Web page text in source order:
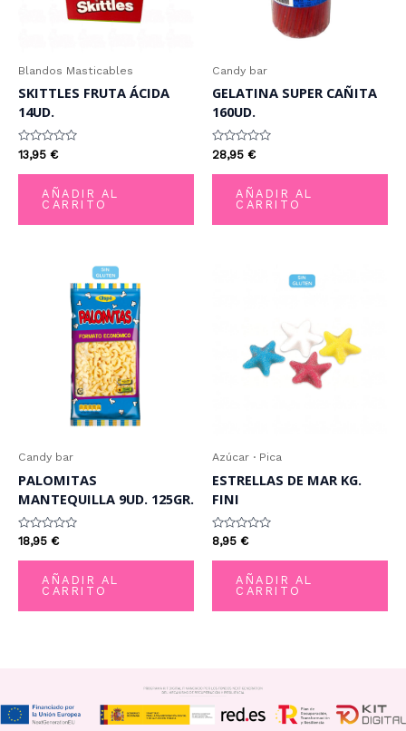
Blandos Masticables
SKITTLES FRUTA ÁCIDA
14UD.
Valorado
con
0
13,95 €
AÑADIR AL
CARRITO
Candy bar
GELATINA SUPER CAÑITA
160UD.
Valorado
con
0
28,95 €
AÑADIR AL
CARRITO
Candy bar
PALOMITAS
MANTEQUILLA 9UD. 125GR.
Valorado
con
0
18,95 €
AÑADIR AL
CARRITO
Azúcar · Pica
ESTRELLAS DE MAR KG.
FINI
Valorado
con
0
8,95 €
AÑADIR AL
CARRITO